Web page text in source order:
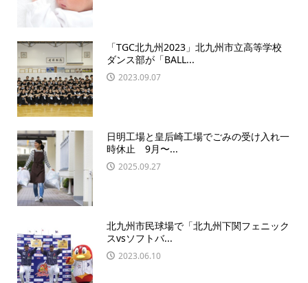
「TGC北九州2023」北九州市立高等学校
ダンス部が「BALL...
2023.09.07
日明工場と皇后崎工場でごみの受け入れ一
時休止 9月〜...
2025.09.27
北九州市民球場で「北九州下関フェニック
スvsソフトバ...
2023.06.10